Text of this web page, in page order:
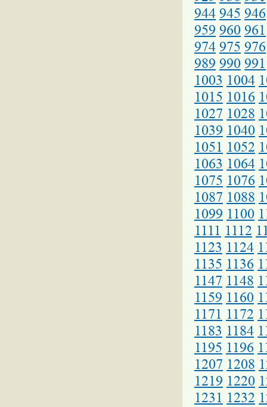
944 945 946
959 960 961
974 975 976
989 990 991
1003 1004
1015 1016
1027 1028
1039 1040
1051 1052
1063 1064
1075 1076
1087 1088
1099 1100
1111 1112
1123 1124
1135 1136
1147 1148
1159 1160
1171 1172
1183 1184
1195 1196
1207 1208
1219 1220
1231 1232